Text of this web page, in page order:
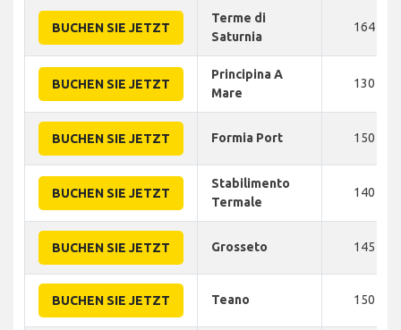
BUCHEN SIE JETZT
Terme di
Saturnia
164
BUCHEN SIE JETZT
Principina A
Mare
130
BUCHEN SIE JETZT Formia Port 150
BUCHEN SIE JETZT
Stabilimento
Termale
140
BUCHEN SIE JETZT Grosseto 145
BUCHEN SIE JETZT Teano 150